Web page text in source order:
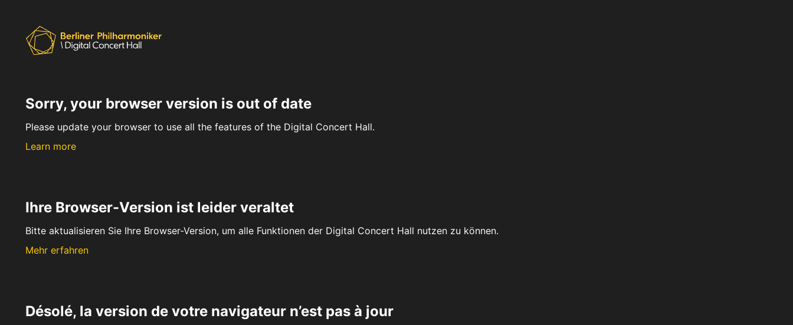
Sorry, your browser version is out of date
Please update your browser to use all the features of the Digital Concert Hall.
Learn more
Ihre Browser-Version ist leider veraltet
Bitte aktualisieren Sie Ihre Browser-Version, um alle Funktionen der Digital Concert Hall nutzen zu können.
Mehr erfahren
Désolé, la version de votre navigateur n’est pas à jour